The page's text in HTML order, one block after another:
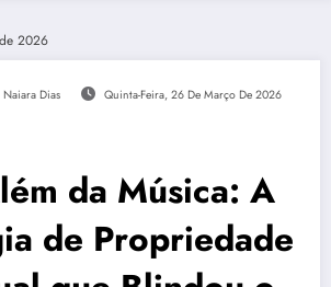
2026
Naiara Dias Quinta-Feira, 26 De Março De 2026
da Música: A
de Propriedade